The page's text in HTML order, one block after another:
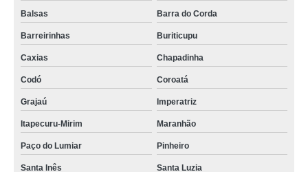
empresa de tela freshnet Minas Gerais
tela sombreamento vermelha Primavera do Leste
Balsas Barra do Corda
Barreirinhas Buriticupu
Caxias Chapadinha
Codó Coroatá
Grajaú Imperatriz
Itapecuru-Mirim Maranhão
Paço do Lumiar Pinheiro
Santa Inês Santa Luzia